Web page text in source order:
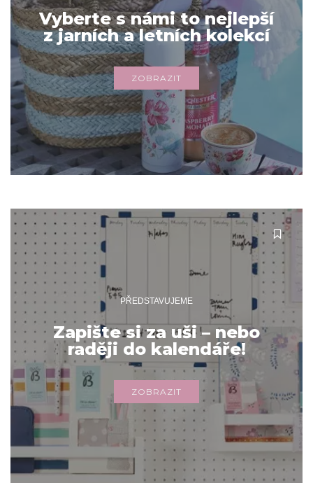
Vyberte s námi to nejlepší
z jarních a letních kolekcí
ZOBRAZIT
PŘEDSTAVUJEME
Zapište si za uši – nebo
raději do kalendáře!
ZOBRAZIT